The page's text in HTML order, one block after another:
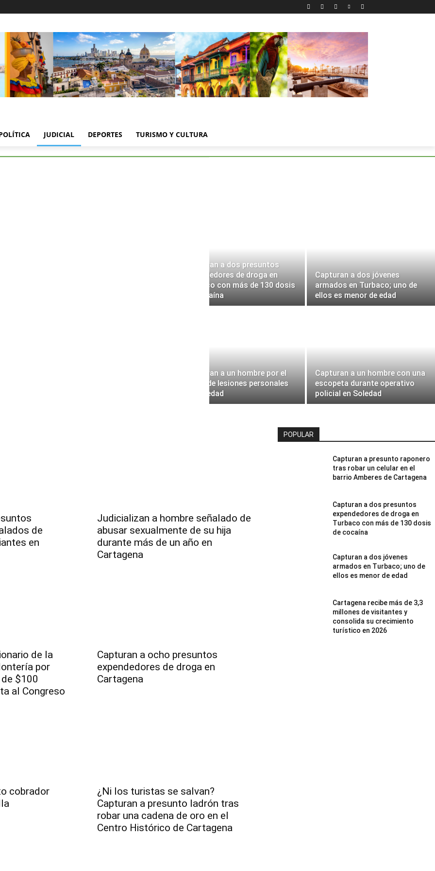
JUDICIAL DEPORTES TURISMO Y CULTURA
Capturan a dos presuntos
expendedores de droga en
Turbaco con más de 130 dosis
de cocaína
Capturan a dos jóvenes
armados en Turbaco; uno de
ellos es menor de edad
Capturan a un hombre por el
delito de lesiones personales
en Soledad
Capturan a un hombre con una
escopeta durante operativo
policial en Soledad
de
en
Judicializan a hombre señalado de
abusar sexualmente de su hija
durante más de un año en
Cartagena
de la
por
$100
al Congreso
Capturan a ocho presuntos
expendedores de droga en
Cartagena
cobrador
¿Ni los turistas se salvan?
Capturan a presunto ladrón tras
robar una cadena de oro en el
Centro Histórico de Cartagena
POPULAR
Capturan a presunto raponero
tras robar un celular en el
barrio Amberes de Cartagena
Capturan a dos presuntos
expendedores de droga en
Turbaco con más de 130 dosis
de cocaína
Capturan a dos jóvenes
armados en Turbaco; uno de
ellos es menor de edad
Cartagena recibe más de 3,3
millones de visitantes y
consolida su crecimiento
turístico en 2026